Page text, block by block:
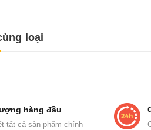
loại
hàng đầu
tất cả sản phẩm chính